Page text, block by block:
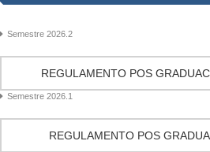
Semestre 2026.2
REGULAMENTO POS
Semestre 2026.1
REGULAMENTO POS